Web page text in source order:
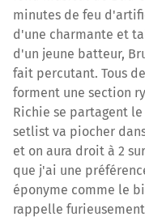
minutes de feu
d'une charmante et
d'un jeune batteur,
fait percutant. Tous
forment une section
Richie se partagent
setlist va piocher
et on aura droit à 2
que j'ai une
éponyme comme le
rappelle